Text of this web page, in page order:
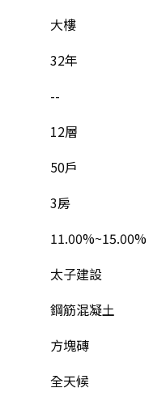
大樓
32年
--
12層
50戶
3房
11.00%~15.00%
太子建設
鋼筋混凝土
方塊磚
全天候